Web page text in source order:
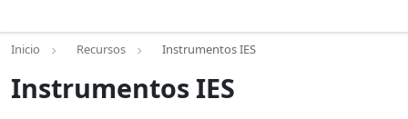
Inicio Recursos Instrumentos IES
Instrumentos IES